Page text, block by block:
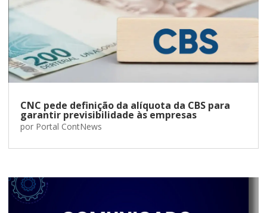
CNC pede definição da alíquota da CBS para
garantir previsibilidade às empresas
por Portal ContNews